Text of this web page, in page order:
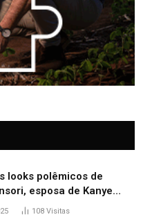
looks polêmicos de
esposa de Kanye
nua no Grammy
108 Visitas